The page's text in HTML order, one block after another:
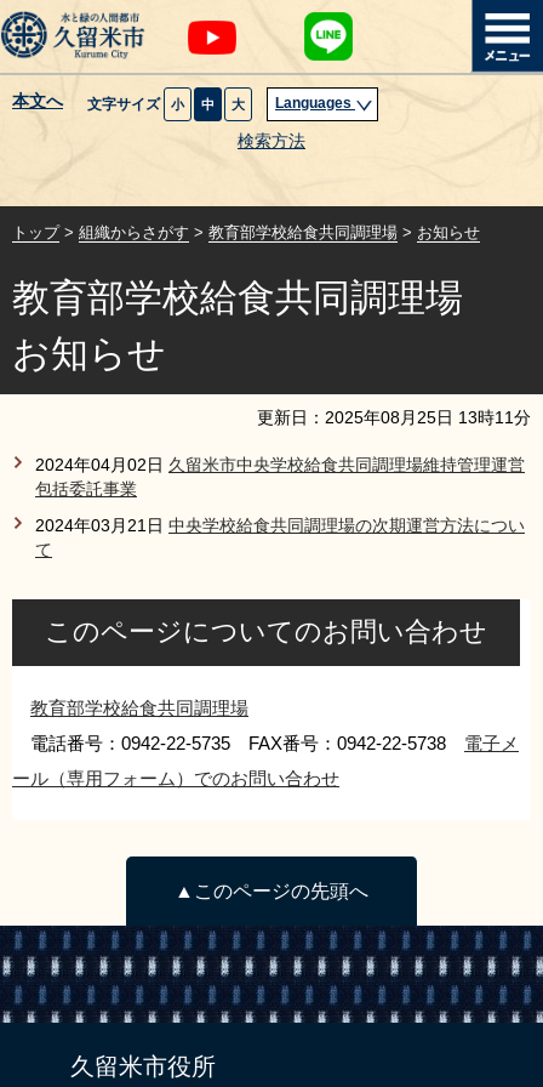
本文へ 文字サイズ 小 中 大 Languages
検索方法
暮らし・届出
健康・医療・福祉
観光魅力・イベント
計画・政策
サイトマップ 組織から探す
RSS プライバシーポリシー
閉じる
トップ> 組織からさがす > 教育部学校給食共同調理場 > お知らせ
教育部学校給食共同調理場
お知らせ
更新日： 2025年08月 25日 13時11分
2024年04月02日 久留米市中央学校給食共同調理場維持管理運営
包括委託事業
2024年03月21日 中央学校給食共同調理場の次期運営方法につい
て
このページについてのお問い合わせ
教育部学校給食共同調理場
電話番号：0942-22-5735 FAX番号：0942-22-5738 電子メ
ール（専用フォーム）でのお問い合わせ
▲このページの先頭へ
久留米市役所